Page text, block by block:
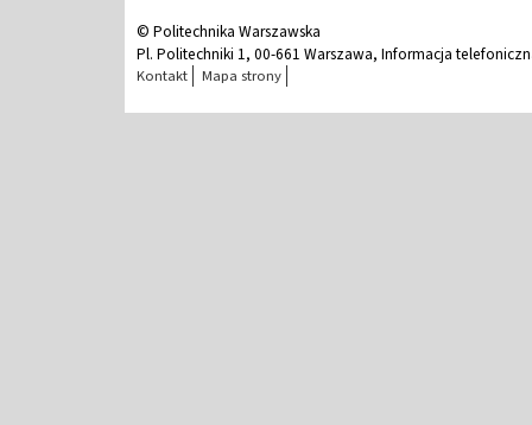
© Politechnika Warszawska
Pl. Politechniki 1, 00-661 Warszawa, Informacja
Kontakt Mapa strony